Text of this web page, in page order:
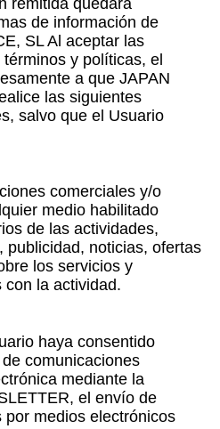
remitida quedará
de información de
SL Al aceptar las
y políticas, el
a que JAPAN
las siguientes
salvo que el Usuario
comerciales y/o
medio habilitado
de las actividades,
publicidad, noticias, ofertas
los servicios y
con la actividad.
haya consentido
comunicaciones
mediante la
el envío de
medios electrónicos